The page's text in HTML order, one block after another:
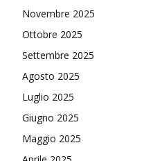
Novembre 2025
Ottobre 2025
Settembre 2025
Agosto 2025
Luglio 2025
Giugno 2025
Maggio 2025